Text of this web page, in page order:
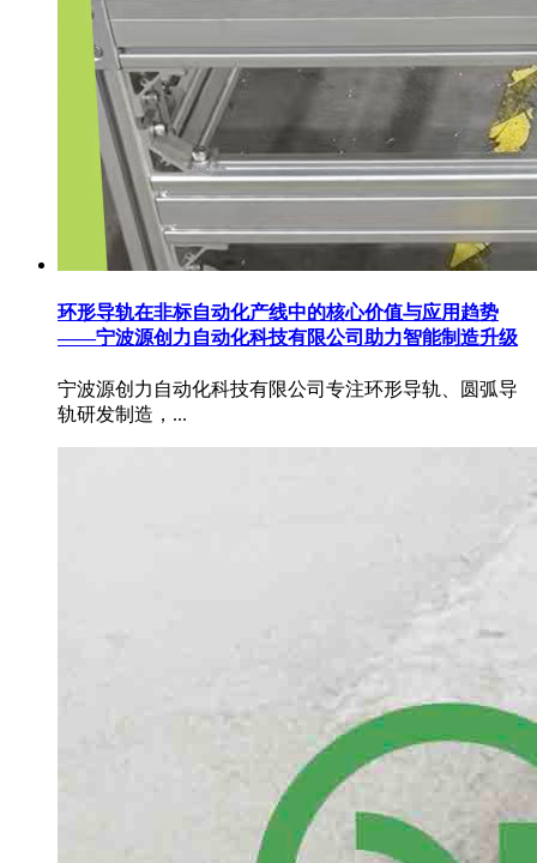
环形导轨在非标自动化产线中的核心价值与应用趋势
——宁波源创力自动化科技有限公司助力智能制造升级
宁波源创力自动化科技有限公司专注环形导轨、圆弧导
轨研发制造，...